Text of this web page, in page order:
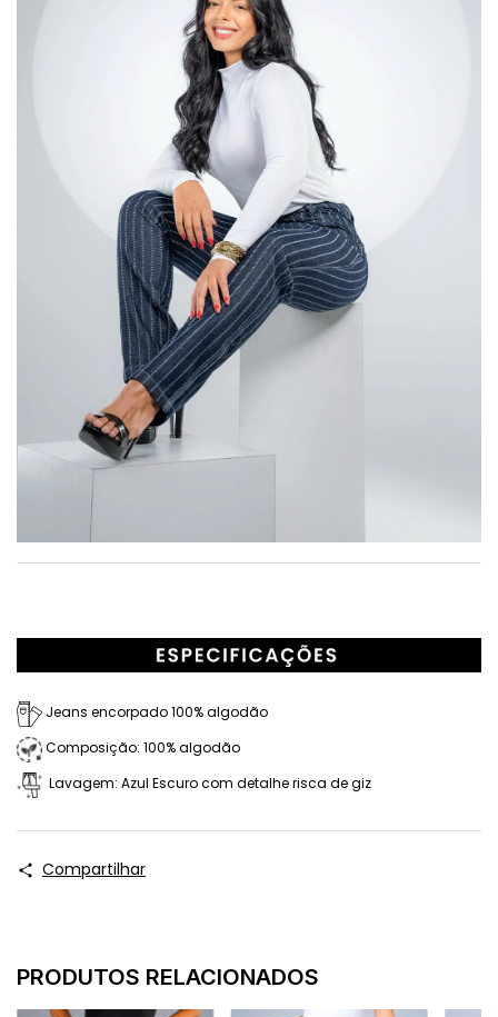
Jeans encorpado 100% algodão
Composição: 100% algodão
Lavagem: Azul Escuro com detalhe risca de giz
Compartilhar
PRODUTOS RELACIONADOS